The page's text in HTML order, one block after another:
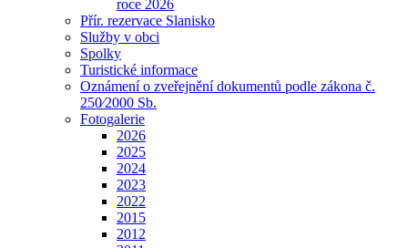
roce 2026
Přír. rezervace Slanisko
Služby v obci
Spolky
Turistické informace
Oznámení o zveřejnění dokumentů podle zákona č.
250⁄2000 Sb.
Fotogalerie
2026
2025
2024
2023
2022
2015
2012